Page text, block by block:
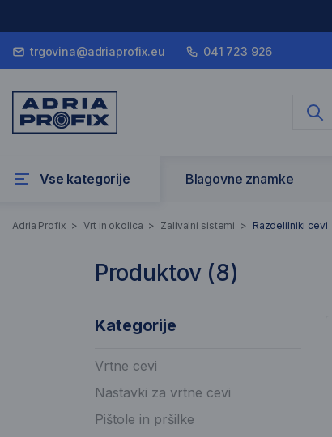
trgovina@adriaprofix.eu 041 723 926
Vse kategorije Blagovne znamke
Razdelilniki cevi
Adria Profix > Vrt in okolica > Zalivalni sistemi > Razdelilniki cevi
Produktov (8)
8 Rezultati iskanja
Kategorije
Vrtne cevi
Nastavki za vrtne cevi
Pištole in pršilke